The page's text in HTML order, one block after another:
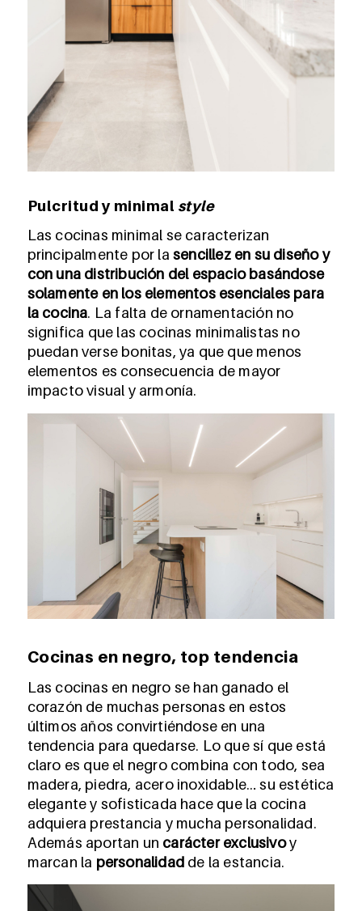
Pulcritud y minimal style
Las cocinas minimal se caracterizan
principalmente por la sencillez en su diseño y
con una distribución del espacio basándose
solamente en los elementos esenciales para
la cocina. La falta de ornamentación no
significa que las cocinas minimalistas no
puedan verse bonitas, ya que que menos
elementos es consecuencia de mayor
impacto visual y armonía.
Cocinas en negro, top tendencia
Las cocinas en negro se han ganado el
corazón de muchas personas en estos
últimos años convirtiéndose en una
tendencia para quedarse. Lo que sí que está
claro es que el negro combina con todo, sea
madera, piedra, acero inoxidable… su estética
elegante y sofisticada hace que la cocina
adquiera prestancia y mucha personalidad.
Además aportan un carácter exclusivoy
marcan la personalidad de la estancia.